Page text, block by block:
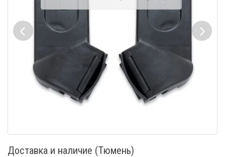
Доставка и наличие (Тюмень)